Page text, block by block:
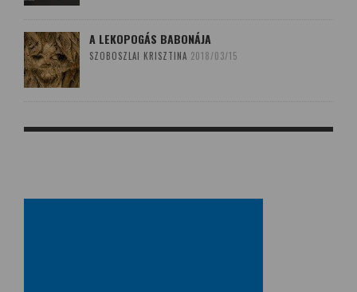
A LEKOPOGÁS BABONÁJA
SZOBOSZLAI KRISZTINA 2018/03/15